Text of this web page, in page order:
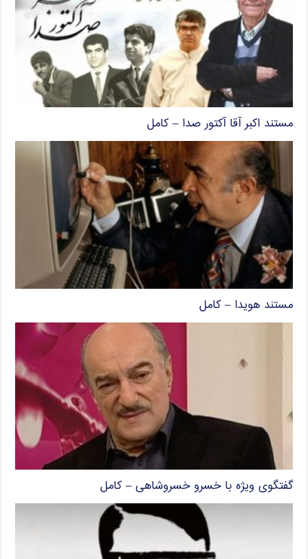
مستند اکبر آقا آکتور صدا – کامل
مستند هویدا – کامل
گفتگوی ویژه با خسرو خسروشاهی – کامل